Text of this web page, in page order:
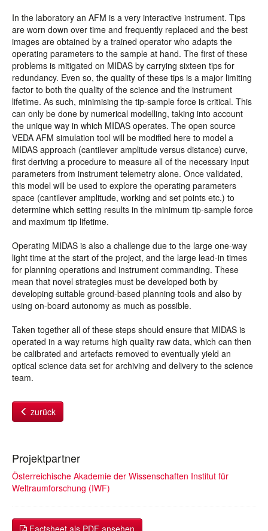
In the laboratory an AFM is a very interactive instrument. Tips
are worn down over time and frequently replaced and the best
images are obtained by a trained operator who adapts the
operating parameters to the sample at hand. The first of these
problems is mitigated on MIDAS by carrying sixteen tips for
redundancy. Even so, the quality of these tips is a major limiting
factor to both the quality of the science and the instrument
lifetime. As such, minimising the tip-sample force is critical. This
can only be done by numerical modelling, taking into account
the unique way in which MIDAS operates. The open source
VEDA AFM simulation tool will be modified here to model a
MIDAS approach (cantilever amplitude versus distance) curve,
first deriving a procedure to measure all of the necessary input
parameters from instrument telemetry alone. Once validated,
this model will be used to explore the operating parameters
space (cantilever amplitude, working and set points etc.) to
determine which setting results in the minimum tip-sample force
and maximum tip lifetime.
Operating MIDAS is also a challenge due to the large one-way
light time at the start of the project, and the large lead-in times
for planning operations and instrument commanding. These
mean that novel strategies must be developed both by
developing suitable ground-based planning tools and also by
using on-board autonomy as much as possible.
Taken together all of these steps should ensure that MIDAS is
operated in a way returns high quality raw data, which can then
be calibrated and artefacts removed to eventually yield an
optical science data set for archiving and delivery to the science
team.
zurück
Projektpartner
Österreichische Akademie der Wissenschaften Institut für
Weltraumforschung (IWF)
Factsheet als PDF ansehen